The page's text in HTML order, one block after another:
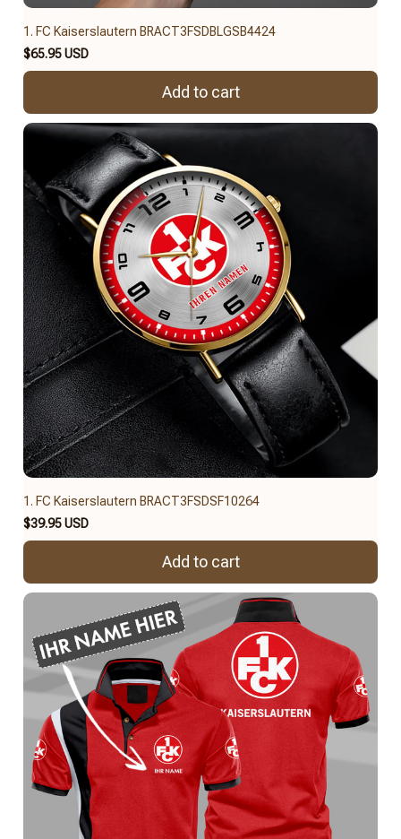
1. FC Kaiserslautern BRACT3FSDBLGSB4424
$65.95 USD
Add to cart
1. FC Kaiserslautern BRACT3FSDSF10264
$39.95 USD
Add to cart